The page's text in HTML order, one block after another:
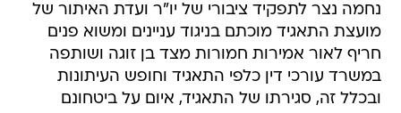
נחמה נצר לתפקיד ציבורי של יו"ר ועדת האיתור של
מועצת התאגיד מוכתם בניגוד עניינים ומשוא פנים
חריף לאור אמירות חמורות מצד בן זוגה ושותפה
במשרד עורכי דין כלפי התאגיד וחופש העיתונות
ובכלל זה, סגירתו של התאגיד, איום על ביטחונם